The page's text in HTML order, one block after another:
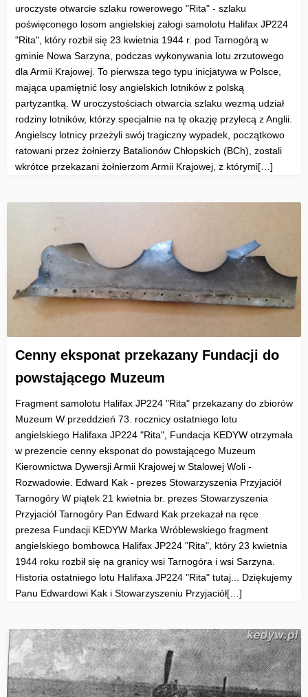
uroczyste otwarcie szlaku rowerowego "Rita" - szlaku
poświęconego losom angielskiej załogi samolotu Halifax JP224
"Rita", który rozbił się 23 kwietnia 1944 r. pod Tarnogórą w
gminie Nowa Sarzyna, podczas wykonywania lotu zrzutowego
dla Armii Krajowej. To pierwsza tego typu inicjatywa w Polsce,
mająca upamiętnić losy angielskich lotników z polską
partyzantką. W uroczystościach otwarcia szlaku wezmą udział
rodziny lotników, którzy specjalnie na tę okazję przylecą z Anglii.
Angielscy lotnicy przeżyli swój tragiczny wypadek, początkowo
ratowani przez żołnierzy Batalionów Chłopskich (BCh), zostali
wkrótce przekazani żołnierzom Armii Krajowej, z którymi[…]
Cenny eksponat przekazany Fundacji do
powstającego Muzeum
Fragment samolotu Halifax JP224 "Rita" przekazany do zbiorów
Muzeum W przeddzień 73. rocznicy ostatniego lotu
angielskiego Halifaxa JP224 "Rita", Fundacja KEDYW otrzymała
w prezencie cenny eksponat do powstającego Muzeum
Kierownictwa Dywersji Armii Krajowej w Stalowej Woli -
Rozwadowie. Edward Kak - prezes Stowarzyszenia Przyjaciół
Tarnogóry W piątek 21 kwietnia br. prezes Stowarzyszenia
Przyjaciół Tarnogóry Pan Edward Kak przekazał na ręce
prezesa Fundacji KEDYW Marka Wróblewskiego fragment
angielskiego bombowca Halifax JP224 "Rita", który 23 kwietnia
1944 roku rozbił się na granicy wsi Tarnogóra i wsi Sarzyna.
Historia ostatniego lotu Halifaxa JP224 "Rita" tutaj... Dziękujemy
Panu Edwardowi Kak i Stowarzyszeniu Przyjaciół[…]